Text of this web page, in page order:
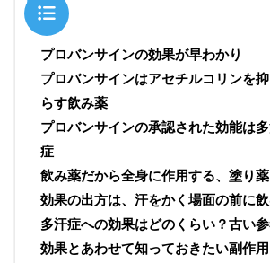
目次
プロバンサインの効果が早わかり
プロバンサインはアセチルコリンを
らす飲み薬
プロバンサインの承認された効能は
症
飲み薬だから全身に作用する、塗り
効果の出方は、汗をかく場面の前に
多汗症への効果はどのくらい？古い
効果とあわせて知っておきたい副作